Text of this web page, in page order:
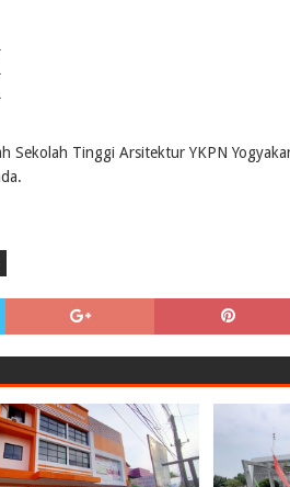
Sekolah Tinggi Arsitektur YKPN